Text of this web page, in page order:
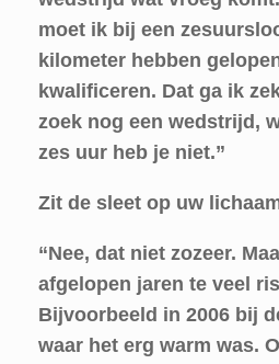
moet ik bij een
kilometer hebben
kwalificeren. Dat ga ik
zoek nog een wedstrijd,
zes uur heb je niet.”
Zit de sleet op uw
“Nee, dat niet zozeer.
afgelopen jaren te veel
Bijvoorbeeld in 2006 bij
waar het erg warm was.